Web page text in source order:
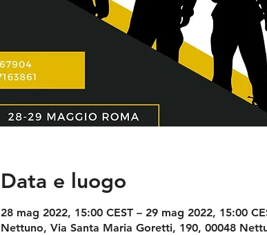
Data e luogo
28 mag 2022, 15:00 CEST – 29 mag 2022, 15:00
Nettuno, Via Santa Maria Goretti, 190, 00048